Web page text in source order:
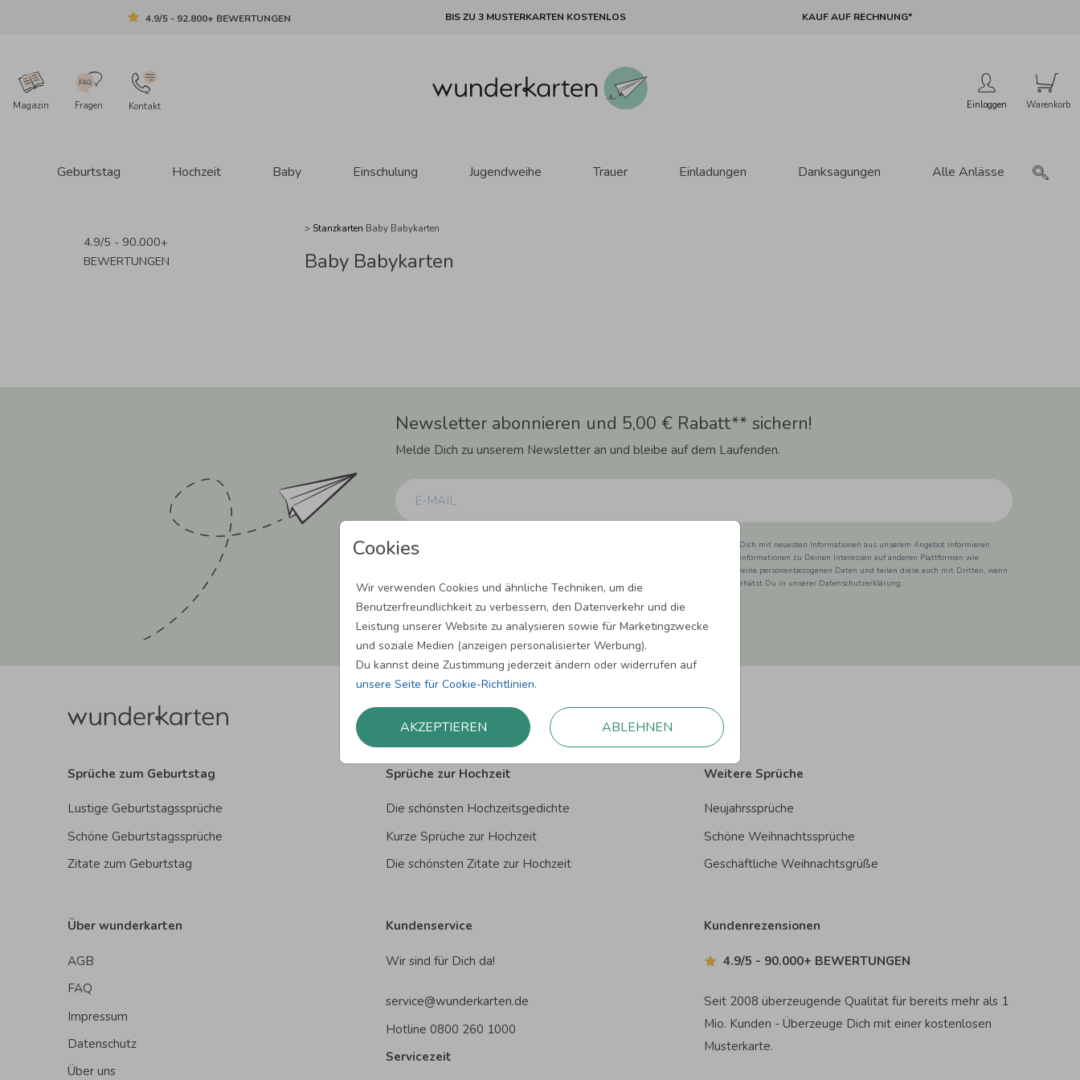
4.9/5 - 92.800+ BEWERTUNGEN BIS ZU 3 MUSTERKARTEN KOSTENLOS KAUF AUF RECHNUNG*
Magazin Fragen Kontakt Einloggen
Geburtstag Hochzeit Baby Einschulung Jugendweihe Trauer Einladungen Danksagungen Alle Anlässe
Cookies
Wir verwenden Cookies und ähnliche Techniken, um die
Benutzerfreundlichkeit zu verbessern, den Datenverkehr und die
Leistung unserer Website zu analysieren sowie für Marketingzwecke
und soziale Medien (anzeigen personalisierter Werbung).
Du kannst deine Zustimmung jederzeit ändern oder widerrufen auf
unsere Seite für Cookie-Richtlinien.
AKZEPTIEREN ABLEHNEN
4.9/5 - 90.000+
BEWERTUNGEN
> Stanzkarten Baby Babykarten
Baby Babykarten
Newsletter abonnieren und 5,00 € Rabatt** sichern!
Melde Dich zu unserem Newsletter an und bleibe auf dem Laufenden.
Einwilligung zur Datennutzung für Marketingzwecke: Hiermit willigst Du ein, dass wir Dich mit neuesten Informationen aus unserem Angebot informieren
können. Dies umfasst den Versand unseres Newsletters. Zudem können wir Dir Produktinformationen zu Deinen Interessen auf anderen Plattformen wie
Facebook und Google anzeigen. Um Dir diesen Service anbieten zu können, nutzen wir Deine personenbezogenen Daten und teilen diese auch mit Dritten, wenn
erforderlich. Du kannst diese Einwilligung jederzeit widerrufen. Weitere Informationen erhätst Du in unserer Datenschutzerklärung.
ANMELDEN
Sprüche zum Geburtstag
Lustige Geburtstagssprüche
Schöne Geburtstagssprüche
Zitate zum Geburtstag
Sprüche zur Hochzeit
Die schönsten Hochzeitsgedichte
Kurze Sprüche zur Hochzeit
Die schönsten Zitate zur Hochzeit
Weitere Sprüche
Neujahrssprüche
Schöne Weihnachtssprüche
Geschäftliche Weihnachtsgrüße
Über wunderkarten
AGB
FAQ
Impressum
Datenschutz
Über uns
Kundenservice
Wir sind für Dich da!
service@wunderkarten.de
Hotline 0800 260 1000
Servicezeit
Kundenrezensionen
4.9/5 - 90.000+ BEWERTUNGEN
Seit 2008 überzeugende Qualität für bereits mehr als 1
Mio. Kunden - Überzeuge Dich mit einer kostenlosen
Musterkarte.